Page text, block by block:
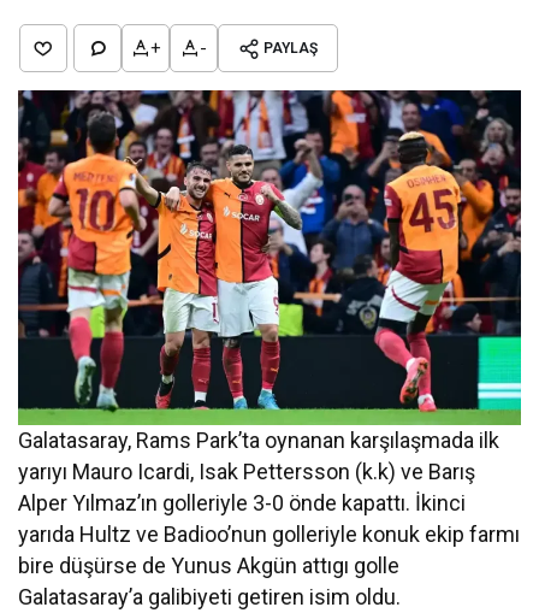
+ - PAYLAŞ
Galatasaray, Rams Park’ta oynanan karşılaşmada ilk
yarıyı Mauro Icardi, Isak Pettersson (k.k) ve Barış
Alper Yılmaz’ın golleriyle 3-0 önde kapattı. İkinci
yarıda Hultz ve Badioo’nun golleriyle konuk ekip farmı
bire düşürse de Yunus Akgün attıgı golle
Galatasaray’a galibiyeti getiren isim oldu.